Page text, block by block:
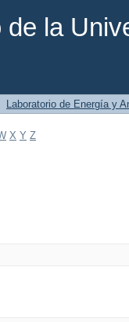
de la
Laboratorio de Energía y
X Y Z